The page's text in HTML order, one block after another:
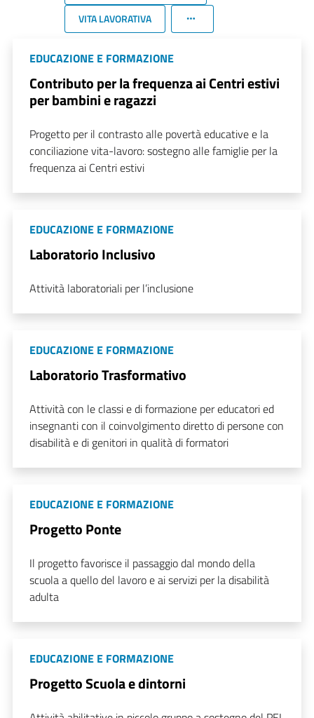
VITA LAVORATIVA
EDUCAZIONE E FORMAZIONE
Contributo per la frequenza ai Centri estivi
per bambini e ragazzi
Progetto per il contrasto alle povertà educative e la
conciliazione vita-lavoro: sostegno alle famiglie per la
frequenza ai Centri estivi
EDUCAZIONE E FORMAZIONE
Laboratorio Inclusivo
Attività laboratoriali per l’inclusione
EDUCAZIONE E FORMAZIONE
Laboratorio Trasformativo
Attività con le classi e di formazione per educatori ed
insegnanti con il coinvolgimento diretto di persone con
disabilità e di genitori in qualità di formatori
EDUCAZIONE E FORMAZIONE
Progetto Ponte
Il progetto favorisce il passaggio dal mondo della
scuola a quello del lavoro e ai servizi per la disabilità
adulta
EDUCAZIONE E FORMAZIONE
Progetto Scuola e dintorni